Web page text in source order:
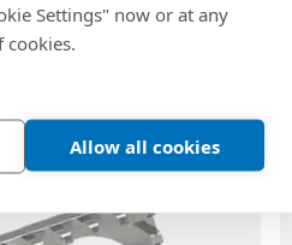
Settings" now or at any
cookies.
Allow all cookies
Power Edge-
直角型带螺纹，重载